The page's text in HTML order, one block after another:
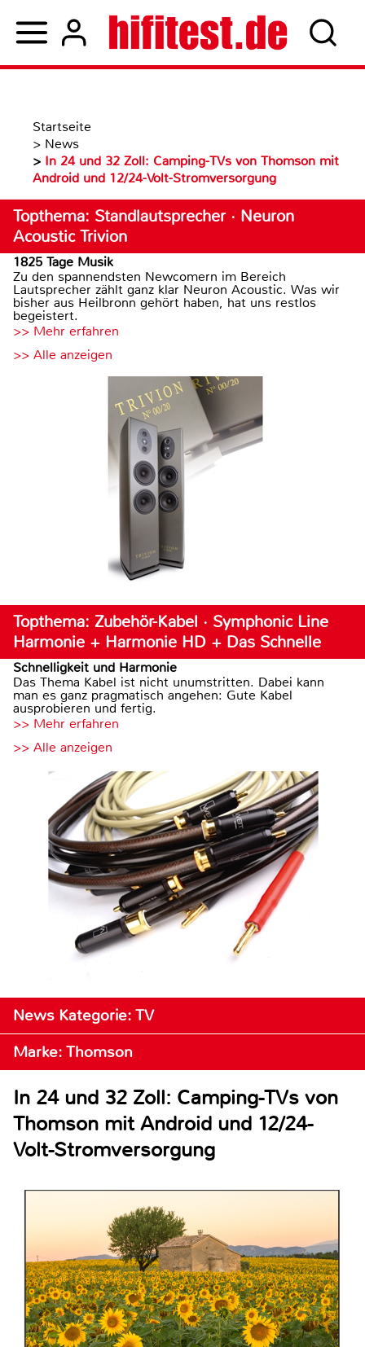
Startseite
> News
> In 24 und 32 Zoll: Camping-TVs von Thomson mit
Android und 12/24-Volt-Stromversorgung
Topthema: Standlautsprecher · Neuron
Acoustic Trivion
1825 Tage Musik
Zu den spannendsten Newcomern im Bereich
Lautsprecher zählt ganz klar Neuron Acoustic. Was wir
bisher aus Heilbronn gehört haben, hat uns restlos
begeistert.
>> Mehr erfahren
>> Alle anzeigen
Topthema: Zubehör-Kabel · Symphonic Line
Harmonie + Harmonie HD + Das Schnelle
Schnelligkeit und Harmonie
Das Thema Kabel ist nicht unumstritten. Dabei kann
man es ganz pragmatisch angehen: Gute Kabel
ausprobieren und fertig.
>> Mehr erfahren
>> Alle anzeigen
News Kategorie: TV
Marke: Thomson
In 24 und 32 Zoll: Camping-TVs von
Thomson mit Android und 12/24-
Volt-Stromversorgung